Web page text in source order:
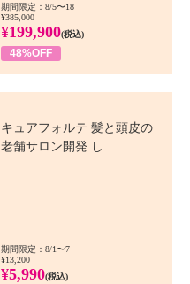
期間限定：8/5〜18
¥385,000
¥199,900(税込)
48%OFF
キュアフォルテ 髪と頭皮の
老舗サロン開発 し...
期間限定：8/1〜7
¥13,200
¥5,990(税込)